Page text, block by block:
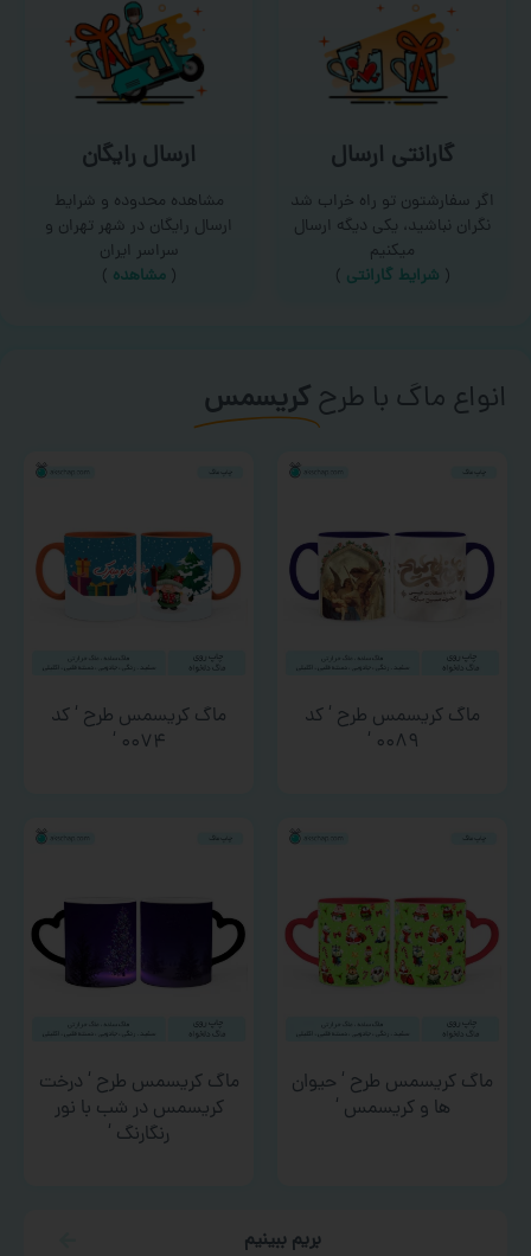
گارانتی ارسال
اگر سفارشتون تو راه خراب شد
نگران نباشید، یکی دیگه ارسال
میکنیم
( شرایط گارانتی )
ارسال رایگان
مشاهده محدوده و شرایط
ارسال رایگان در شهر تهران و
سراسر ایران
(مشاهده )
انواع ماگ با طرحکریسمس
ماگ کریسمس طرح ‘ کد
۰۰۸۹ ‘
ماگ کریسمس طرح ‘ کد
۰۰۷۴ ‘
ماگ کریسمس طرح ‘ حیوان
ها و کریسمس ‘
ماگ کریسمس طرح ‘ درخت
کریسمس در شب با نور
رنگارنگ ‘
بریم ببینیم